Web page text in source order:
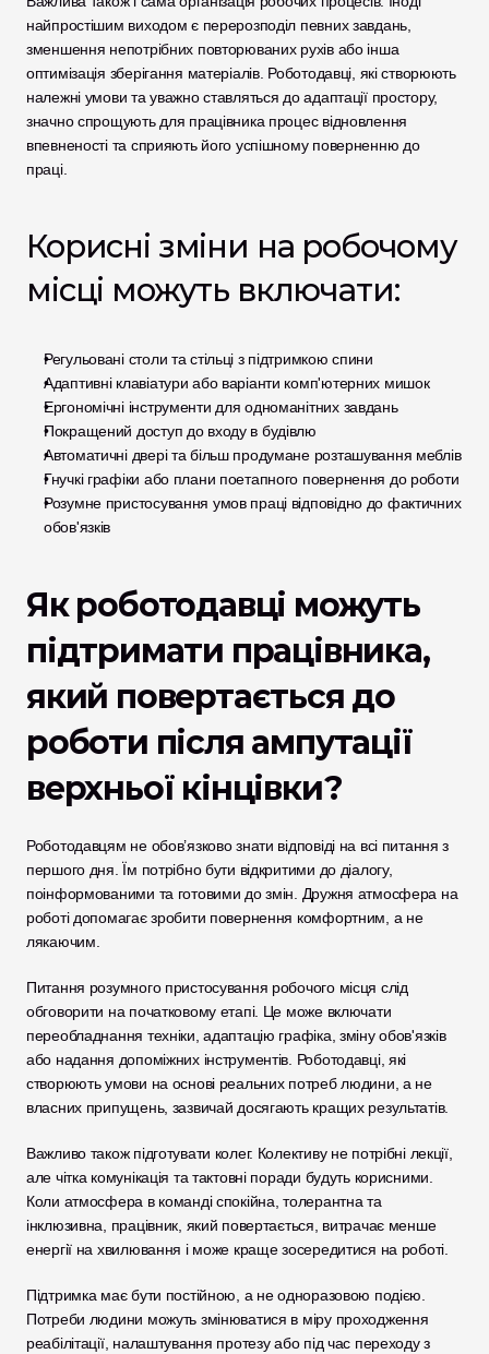
найпростішим виходом є перерозподіл певних завдань,
зменшення непотрібних повторюваних рухів або інша
оптимізація зберігання матеріалів. Роботодавці, які створюють
належні умови та уважно ставляться до адаптації простору,
значно спрощують для працівника процес відновлення
впевненості та сприяють його успішному поверненню до
праці.
Корисні зміни на робочому
місці можуть включати:
Регульовані столи та стільці з підтримкою спини
Адаптивні клавіатури або варіанти комп'ютерних мишок
Ергономічні інструменти для одноманітних завдань
Покращений доступ до входу в будівлю
Автоматичні двері та більш продумане розташування меблів
Гнучкі графіки або плани поетапного повернення до роботи
Розумне пристосування умов праці відповідно до фактичних
обов'язків
Як роботодавці можуть
підтримати працівника,
який повертається до
роботи після ампутації
верхньої кінцівки?
Роботодавцям не обов’язково знати відповіді на всі питання з
першого дня. Їм потрібно бути відкритими до діалогу,
поінформованими та готовими до змін. Дружня атмосфера на
роботі допомагає зробити повернення комфортним, а не
лякаючим.
Питання розумного пристосування робочого місця слід
обговорити на початковому етапі. Це може включати
переобладнання техніки, адаптацію графіка, зміну обов'язків
або надання допоміжних інструментів. Роботодавці, які
створюють умови на основі реальних потреб людини, а не
власних припущень, зазвичай досягають кращих результатів.
Важливо також підготувати колег. Колективу не потрібні лекції,
але чітка комунікація та тактовні поради будуть корисними.
Коли атмосфера в команді спокійна, толерантна та
інклюзивна, працівник, який повертається, витрачає менше
енергії на хвилювання і може краще зосередитися на роботі.
Підтримка має бути постійною, а не одноразовою подією.
Потреби людини можуть змінюватися в міру проходження
реабілітації, налаштування протезу або під час переходу з